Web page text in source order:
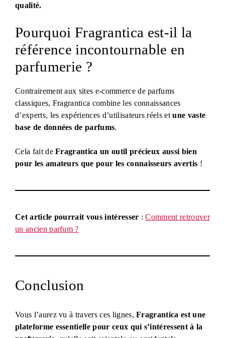
qualité.
Pourquoi Fragrantica est-il la
référence incontournable en
parfumerie ?
Contrairement aux sites e-commerce de parfums
classiques, Fragrantica combine les connaissances
d’experts, les expériences d’utilisateurs réels etune vaste
base de données de parfums.
Cela fait deFragrantica un outil précieux aussi bien
pour les amateurs que pour les connaisseurs avertis !
Cet article pourrait vous intéresser :Comment retrouver
un ancien parfum ?
Conclusion
Vous l’aurez vu à travers ces lignes,Fragrantica est une
plateforme essentielle pour ceux qui s’intéressent à la